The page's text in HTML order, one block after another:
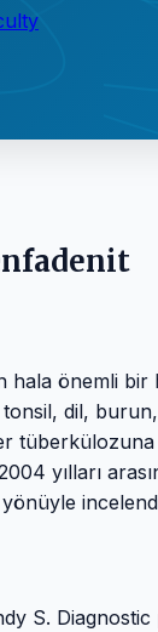
önemli
dil,
yılları
S.